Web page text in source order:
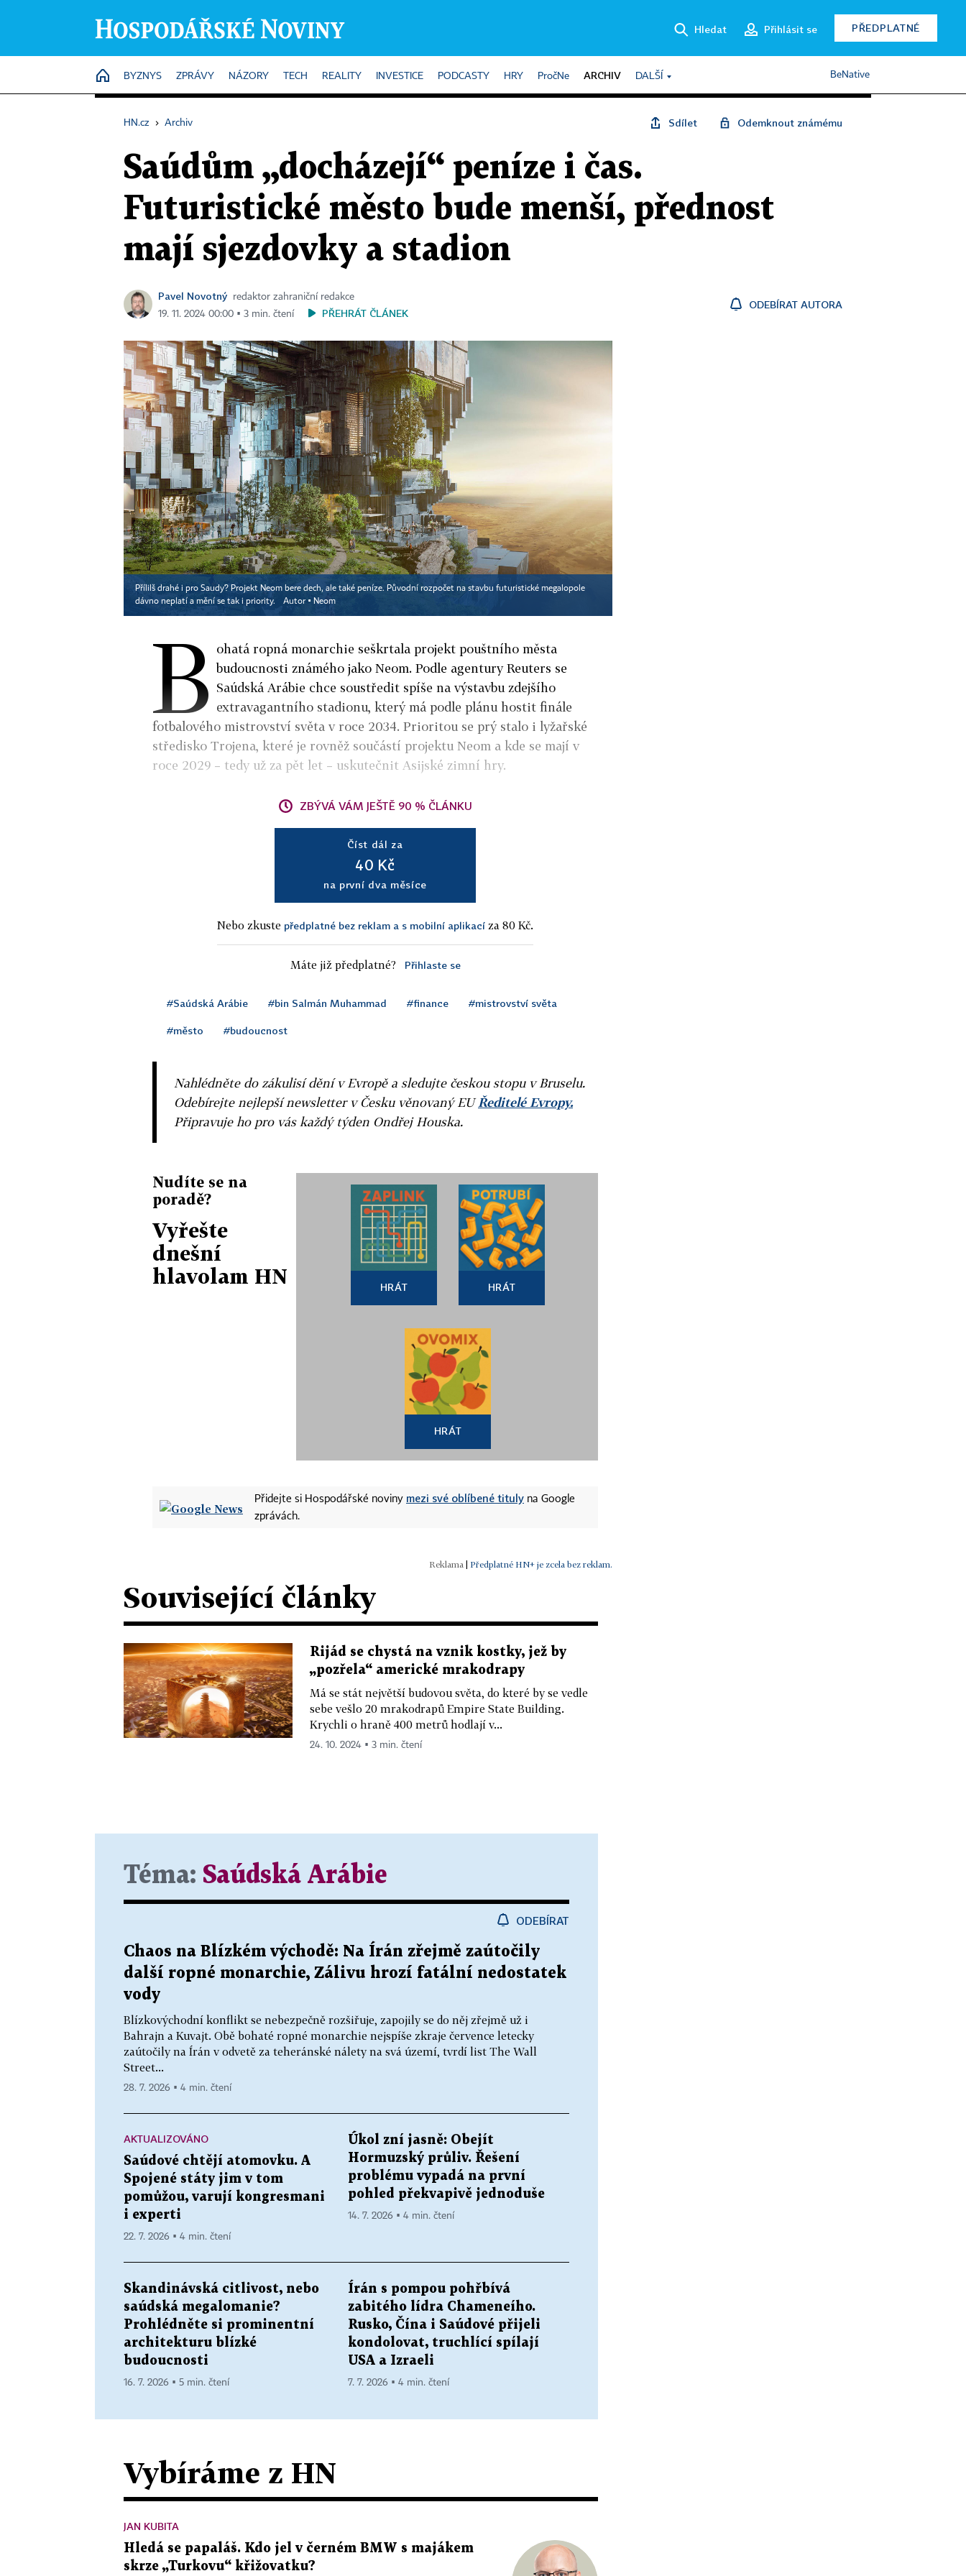
Hledat Přihlásit se PŘEDPLATNÉ
HOME
BYZNYS ZPRÁVY NÁZORY TECH REALITY INVESTICE PODCASTY HRY PročNe ARCHIV DALŠÍ BeNative
HN.cz › Archiv Sdílet Odemknout známému
Saúdům „docházejí“ peníze i čas.
Futuristické město bude menší, přednost
mají sjezdovky a stadion
Pavel Novotný
redaktor zahraniční redakce
19. 11. 2024 00:00 ▪ 3 min. čtení
PŘEHRÁT ČLÁNEK
ODEBÍRAT AUTORA
Přílilš drahé i pro Saudy? Projekt Neom bere dech, ale také peníze. Původní rozpočet na stavbu futuristické megalopole
dávno neplatí a mění se tak i priority.
Autor ▪ Neom
B ohatá ropná monarchie seškrtala projekt pouštního města
budoucnosti známého jako Neom. Podle agentury Reuters se
Saúdská Arábie chce soustředit spíše na výstavbu zdejšího
extravagantního stadionu, který má podle plánu hostit finále
fotbalového mistrovství světa v roce 2034. Prioritou se prý stalo i lyžařské
středisko Trojena, které je rovněž součástí projektu Neom a kde se mají v
roce 2029 – tedy už za pět let – uskutečnit Asijské zimní hry.
ZBÝVÁ VÁM JEŠTĚ 90 % ČLÁNKU
Číst dál za
40 Kč
na první dva měsíce
Nebo zkuste předplatné bez reklam a s mobilní aplikací za 80 Kč.
Máte již předplatné? Přihlaste se
#Saúdská Arábie #bin Salmán Muhammad #finance #mistrovství světa
#město #budoucnost
Nahlédněte do zákulisí dění v Evropě a sledujte českou stopu v Bruselu.
Odebírejte nejlepší newsletter v Česku věnovaný EUŘeditelé Evropy.
Připravuje ho pro vás každý týden Ondřej Houska.
Nudíte se na
poradě?
Vyřešte
dnešní
hlavolam HN
HRÁT HRÁT
HRÁT
Přidejte si Hospodářské noviny mezi své oblíbené tituly na Google
zprávách.
| Předplatné HN+ je zcela bez reklam.
Související články
Rijád se chystá na vznik kostky, jež by
„pozřela“ americké mrakodrapy
Má se stát největší budovou světa, do které by se vedle
sebe vešlo 20 mrakodrapů Empire State Building.
Krychli o hraně 400 metrů hodlají v...
24. 10. 2024 ▪ 3 min. čtení
Téma: Saúdská Arábie
ODEBÍRAT
Chaos na Blízkém východě: Na Írán zřejmě zaútočily
další ropné monarchie, Zálivu hrozí fatální nedostatek
vody
Blízkovýchodní konflikt se nebezpečně rozšiřuje, zapojily se do něj zřejmě už i
Bahrajn a Kuvajt. Obě bohaté ropné monarchie nejspíše zkraje července letecky
zaútočily na Írán v odvetě za teheránské nálety na svá území, tvrdí list The Wall
Street...
28. 7. 2026 ▪ 4 min. čtení
AKTUALIZOVÁNO
Saúdové chtějí atomovku. A
Spojené státy jim v tom
pomůžou, varují kongresmani
i experti
22. 7. 2026 ▪ 4 min. čtení
Úkol zní jasně: Obejít
Hormuzský průliv. Řešení
problému vypadá na první
pohled překvapivě jednoduše
14. 7. 2026 ▪ 4 min. čtení
Skandinávská citlivost, nebo
saúdská megalomanie?
Prohlédněte si prominentní
architekturu blízké
budoucnosti
16. 7. 2026 ▪ 5 min. čtení
Írán s pompou pohřbívá
zabitého lídra Chameneího.
Rusko, Čína i Saúdové přijeli
kondolovat, truchlící spílají
USA a Izraeli
7. 7. 2026 ▪ 4 min. čtení
Vybíráme z HN
JAN KUBITA
Hledá se papaláš. Kdo jel v černém BMW s majákem
skrze „Turkovu“ křižovatku?